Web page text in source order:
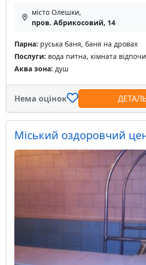
місто Олешки,
пров. Абрикосовий, 14
Парна: руська баня, баня на дровах
Послуги: вода питна, кімната
Аква зона: душ
Нема оцінок
Міський оздоровчий